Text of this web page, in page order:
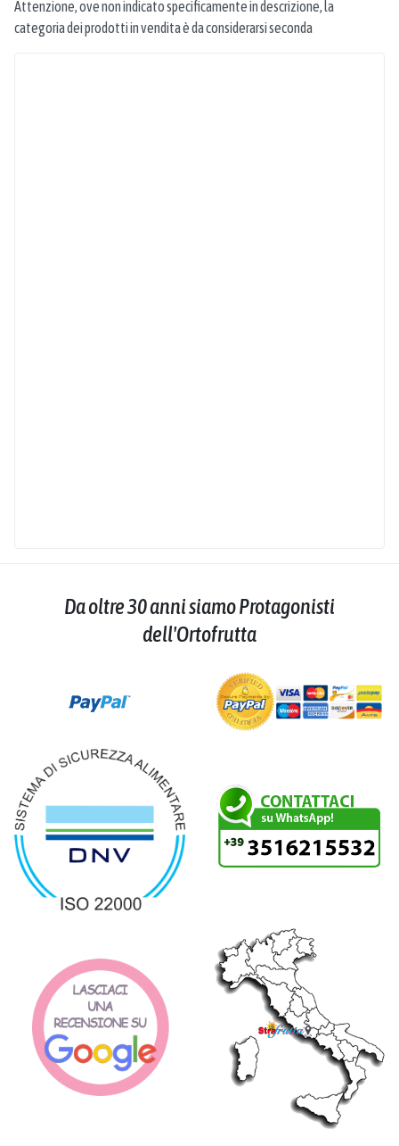
Attenzione, ove non indicato specificamente in descrizione, la
categoria dei prodotti in vendita è da considerarsi seconda
Da oltre 30 anni siamo Protagonisti
dell'Ortofrutta